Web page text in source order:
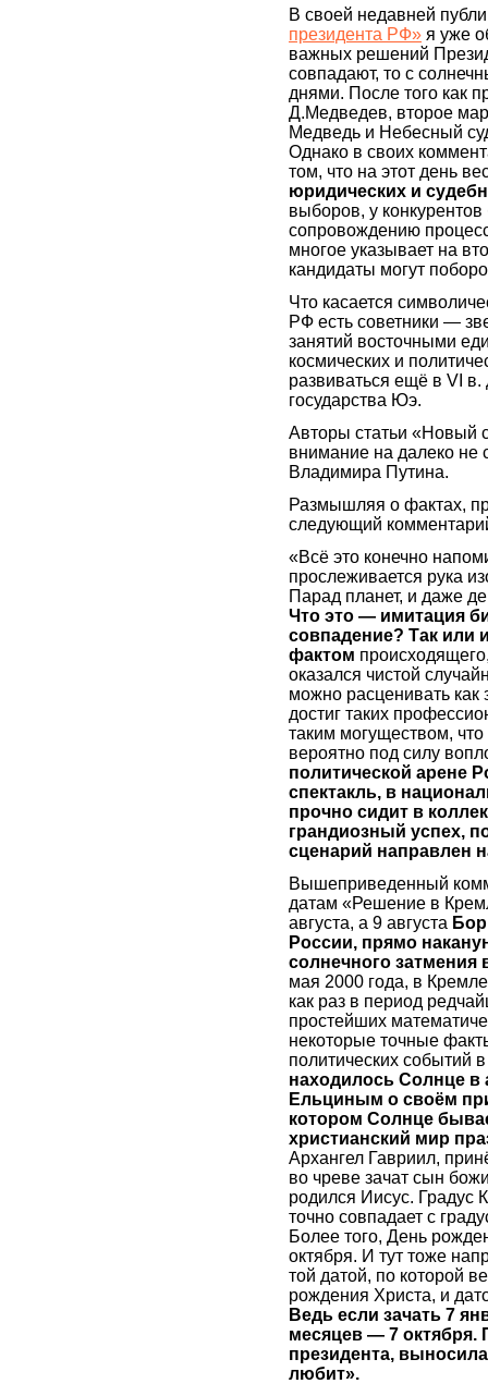
В своей недавней
президента РФ» я уже
важных решений
совпадают, то с
днями. После того как
Д.Медведев, второе
Медведь и Небесный
Однако в своих
том, что на этот день
юридических и
выборов, у
сопровождению
многое указывает на
кандидаты могут
Что касается
РФ есть советники —
занятий восточными
космических и
развиваться ещё в VI
государства Юэ.
Авторы статьи «Новый
внимание на далеко не
Владимира Путина.
Размышляя о фактах,
следующий
«Всё это конечно
прослеживается рука
Парад планет, и даже
Что это — имитация
совпадение? Так или
фактом
оказался чистой
можно расценивать как
достиг таких
таким могуществом,
вероятно под силу
политической арене
спектакль, в
прочно сидит в
грандиозный успех,
сценарий направлен
Вышеприведенный
датам «Решение в
августа, а 9 августа
России, прямо
солнечного затмения
мая 2000 года, в
как раз в период
простейших
некоторые точные
политических событий
находилось Солнце в
Ельциным о своём
котором Солнце
христианский мир
Архангел Гавриил,
во чреве зачат сын
родился Иисус. Градус
точно совпадает с
Более того, День
октября. И тут тоже
той датой, по которой
рождения Христа, и
Ведь если зачать 7
месяцев — 7 октября.
президента,
любит».